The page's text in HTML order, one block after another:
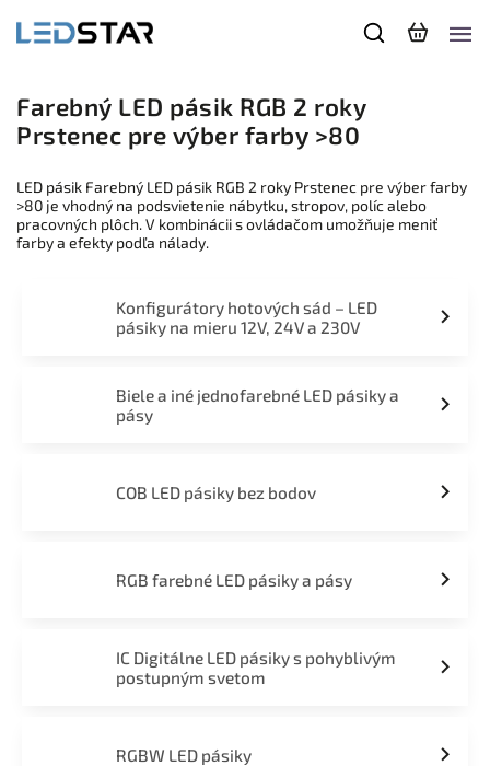
Farebný LED pásik RGB 2 roky
Prstenec pre výber farby >80
LED pásik Farebný LED pásik RGB 2 roky Prstenec pre výber farby
>80 je vhodný na podsvietenie nábytku, stropov, políc alebo
pracovných plôch. V kombinácii s ovládačom umožňuje meniť
farby a efekty podľa nálady.
Konfigurátory hotových sád – LED
pásiky na mieru 12V, 24V a 230V
Biele a iné jednofarebné LED pásiky a
pásy
COB LED pásiky bez bodov
RGB farebné LED pásiky a pásy
IC Digitálne LED pásiky s pohyblivým
postupným svetom
RGBW LED pásiky